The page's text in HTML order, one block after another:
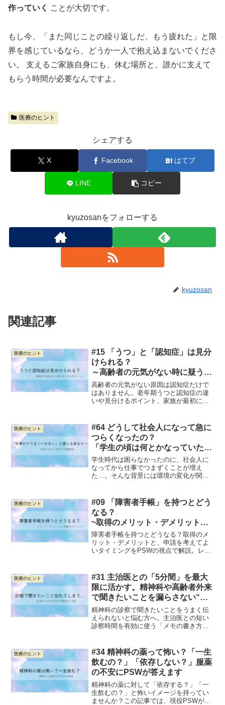
作っていく ことが大切です。
もし今、「また同じことの繰り返しだ、もう疲れた」と限
界を感じているなら、どうか一人で抱え込まないでくださ
い。 支えるご家族自身にも、休む場所と、誰かに支えて
もらう時間が必要なんですよ。
医療のヒント
シェアする
X Facebook はてブ
LINE コピー
kyuzosanをフォローする
kyuzosan
関連記事
医療のヒント
#15 「うつ」と「認知症」は見分
けられる？
～高齢者の元気がない時に疑うべ
き “老年期うつ”～
高齢者の元気がない原因は認知症だけで
はありません。老年期うつと認知症の違
いや見分けるポイント、家族が最初にで
医療のヒント
#64 どうして社会人になって急に
つらくなったの？
「学生の頃は何とかなっていた」
のには理由があります
学生時代は困らなかったのに、社会人に
なってから仕事でつまずくことが増え
た…。そんな背景には環境の変化が関係
しく解説します。
医療のヒント
#09 「障害者手帳」を持つとどう
なる？
~取得のメリット・デメリット
と“申請のタイミング”~
障害者手帳を持つとどうなる？取得のメ
リット・デメリットと、申請を考えてよ
いタイミングをPSWの視点で解説。レッ
医療のヒント
#31 主治医との「5分間」を最大
限に活かす。精神科や高齢者外来
で聞きたいことを漏らさない“魔
法のメモ”
精神科の診察で聞きたいことをうまく伝
えられないと悩む方へ。主治医との短い
診察時間を有効に使う「メモの書き方」
ントを紹介します。
医療のヒント
#34 精神科の薬って怖い？「一生
飲むの？」「依存しない？」服薬
の不安にPSWが答えます
精神科の薬に対して「依存する？」「一
生飲むの？」と怖いイメージを持ってい
ませんか？この記事では、現役PSWが服